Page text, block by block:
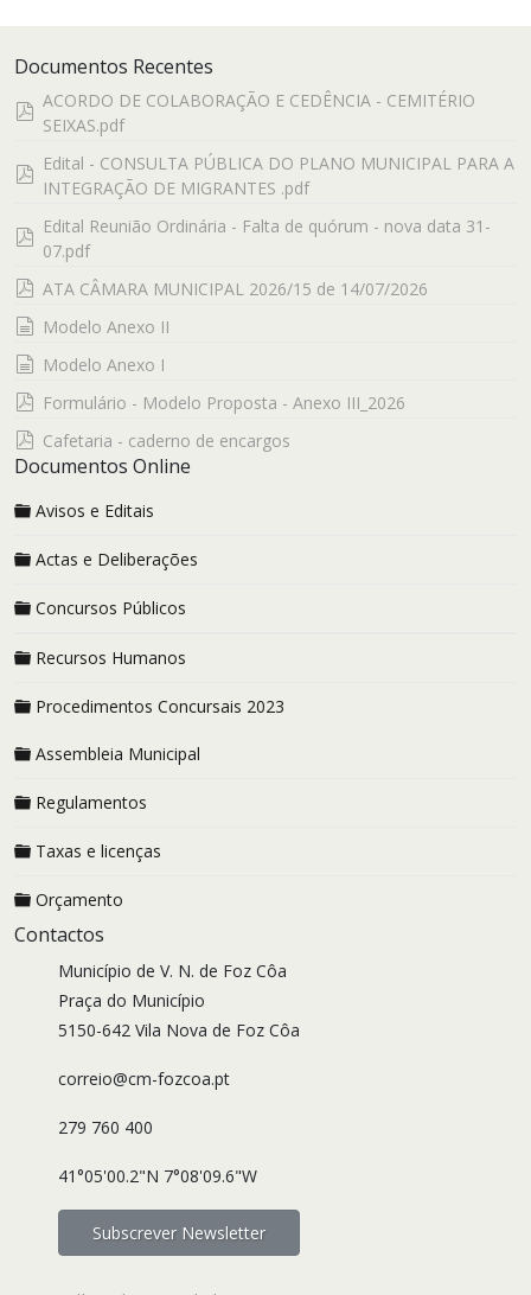
Documentos Recentes
pdf
ACORDO DE COLABORAÇÃO E CEDÊNCIA - CEMITÉRIO
SEIXAS.pdf
pdf
Edital - CONSULTA PÚBLICA DO PLANO MUNICIPAL PARA A
INTEGRAÇÃO DE MIGRANTES .pdf
pdf
Edital Reunião Ordinária - Falta de quórum - nova data 31-
07.pdf
pdf
ATA CÂMARA MUNICIPAL 2026/15 de 14/07/2026
documento
Modelo Anexo II
documento
Modelo Anexo I
pdf
Formulário - Modelo Proposta - Anexo III_2026
pdf
Cafetaria - caderno de encargos
Documentos Online
Avisos e Editais
Actas e Deliberações
Concursos Públicos
Recursos Humanos
Procedimentos Concursais 2023
Assembleia Municipal
Regulamentos
Taxas e licenças
Orçamento
Contactos
Município de V. N. de Foz Côa
Praça do Município
5150-642 Vila Nova de Foz Côa
correio@cm-fozcoa.pt
279 760 400
41°05'00.2"N 7°08'09.6"W
Subscrever Newsletter